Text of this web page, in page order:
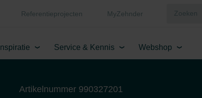
Referentieprojecten MyZehnder
Inspiratie Service & Kennis Webshop
Artikelnummer 990327201